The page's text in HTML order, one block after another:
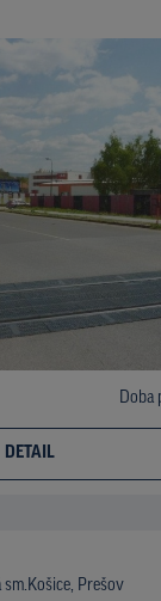
Doba
DETAIL
Prešov